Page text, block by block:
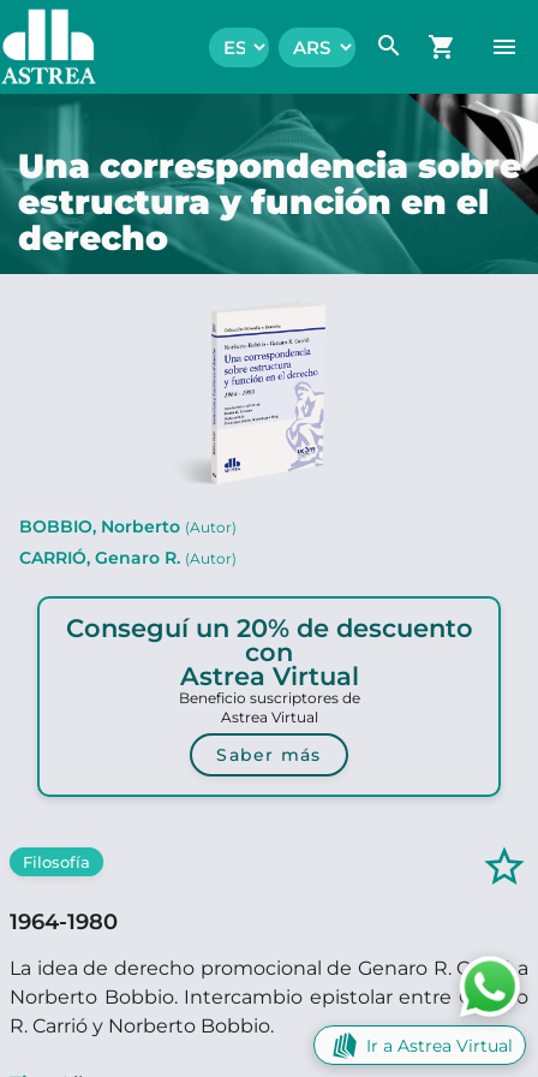
search shopping_cart menu
Una correspondencia sobre
estructura y función en el
derecho
BOBBIO, Norberto (Autor)
CARRIÓ, Genaro R. (Autor)
Conseguí un 20% de descuento
con
Astrea Virtual
Beneficio suscriptores de
Astrea Virtual
Saber más
Filosofía star_border
1964-1980
La idea de derecho promocional de Genaro R. Carrió a
Norberto Bobbio. Intercambio epistolar entre Genaro
R. Carrió y Norberto Bobbio.
Ir a Astrea Virtual